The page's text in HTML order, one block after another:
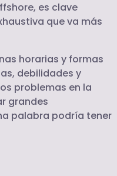
es clave
que va más
horarias y formas
debilidades y
problemas en la
grandes
palabra podría tener